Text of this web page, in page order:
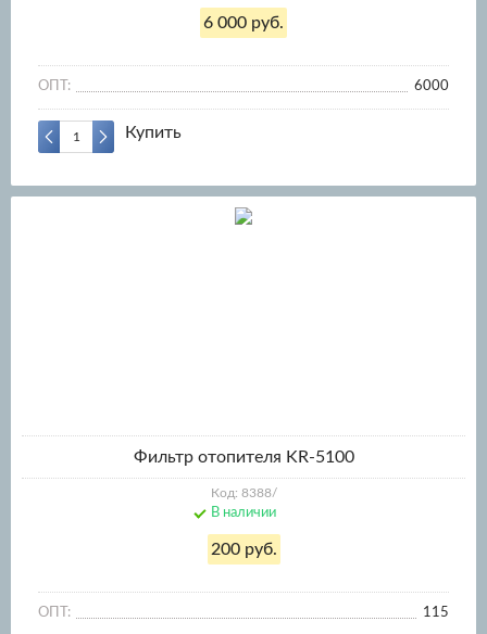
6 000 руб.
ОПТ: 6000
Купить
Фильтр отопителя KR-5100
Код: 8388/
В наличии
200 руб.
ОПТ: 115